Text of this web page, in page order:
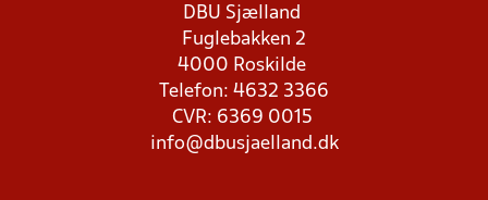
DBU Sjælland
Fuglebakken 2
4000 Roskilde
Telefon: 4632 3366
CVR: 6369 0015
info@dbusjaelland.dk